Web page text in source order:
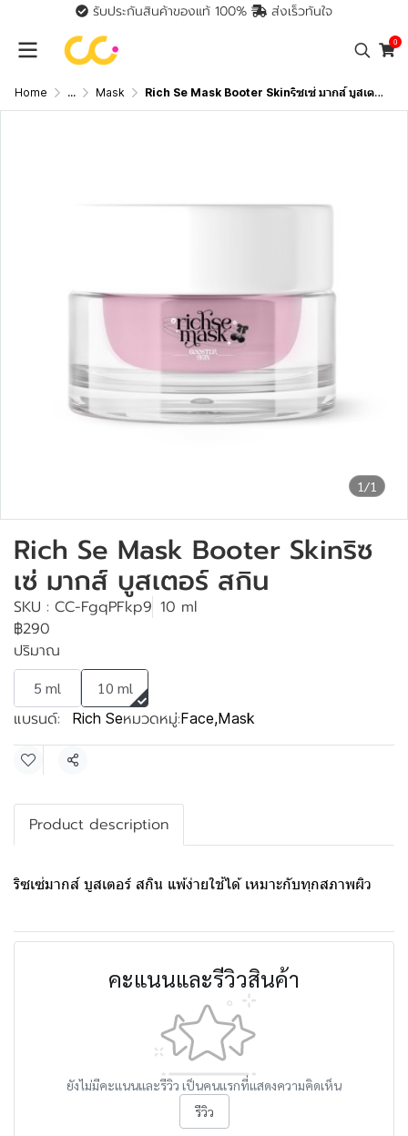
รับประกันสินค้าของแท้ 100% ส่งเร็วทันใจ
0
Home ... Mask Rich Se Mask Booter Skinริซเซ่ มากส์ บูสเตอร์ สกิน
1/1
Rich Se Mask Booter Skinริซ
เซ่ มากส์ บูสเตอร์ สกิน
SKU : CC-FgqPFkp9 10 ml
฿290
ปริมาณ
5 ml 10 ml
แบรนด์: Rich Seหมวดหมู่:Face,Mask
แชร์
Product description
ริซเซ่มากส์ บูสเตอร์ สกิน แพ้ง่ายใช้ได้ เหมาะกับทุกสภาพผิว
คะแนนและรีวิวสินค้า
ยังไม่มีคะแนนและรีวิว เป็นคนแรกที่แสดงความคิดเห็น
รีวิว